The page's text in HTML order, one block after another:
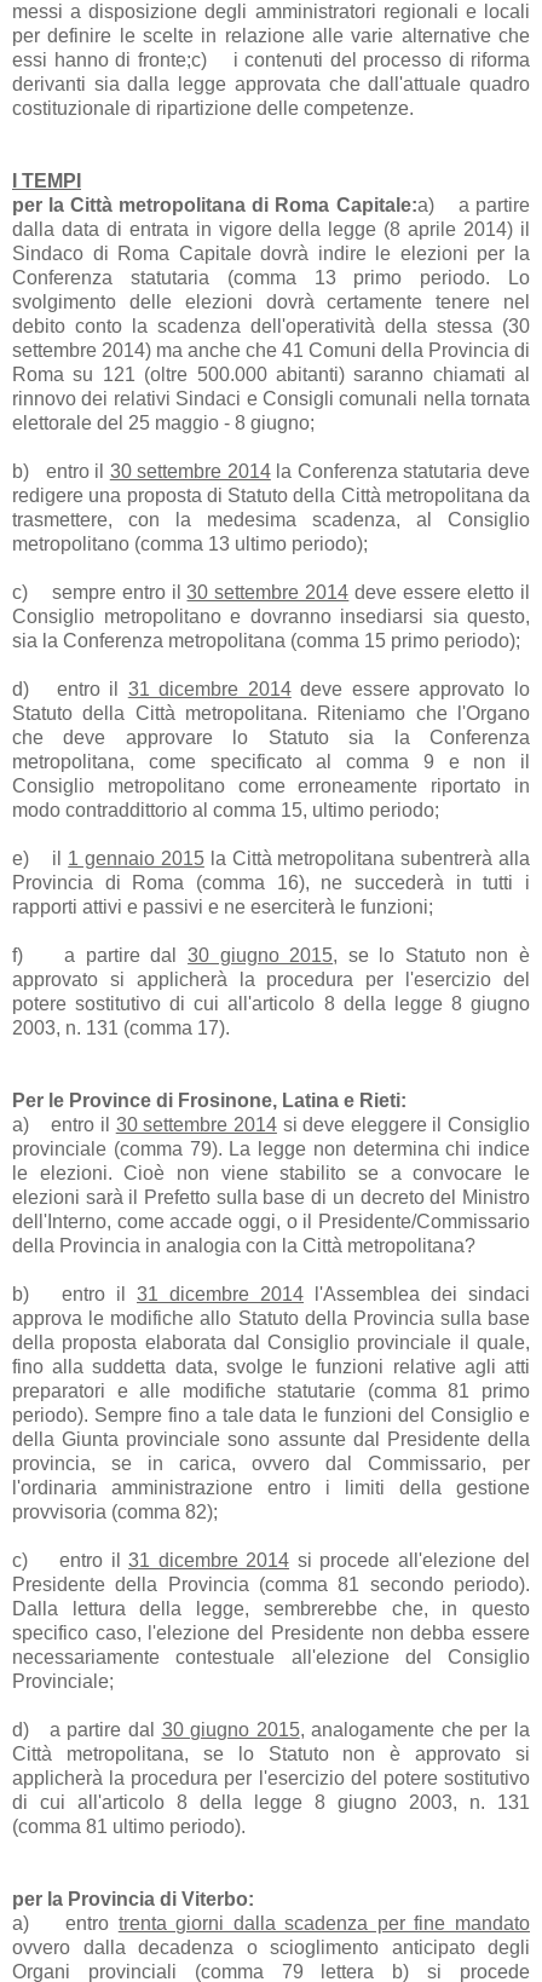
messi a disposizione degli amministratori regionali e locali
per definire le scelte in relazione alle varie alternative che
essi hanno di fronte;c)
i contenuti del processo di riforma
derivanti sia dalla legge approvata che dall'attuale quadro
costituzionale di ripartizione delle competenze.
I TEMPI
per la Città metropolitana di Roma Capitale:a)
a partire
dalla data di entrata in vigore della legge (8 aprile 2014) il
Sindaco di Roma Capitale dovrà indire le elezioni per la
Conferenza statutaria (comma 13 primo periodo. Lo
svolgimento delle elezioni dovrà certamente tenere nel
debito conto la scadenza dell'operatività della stessa (30
settembre 2014) ma anche che 41 Comuni della Provincia di
Roma su 121 (oltre 500.000 abitanti) saranno chiamati al
rinnovo dei relativi Sindaci e Consigli comunali nella tornata
elettorale del 25 maggio - 8 giugno;
b) entro il 30 settembre 2014la Conferenza statutaria deve
redigere una proposta di Statuto della Città metropolitana da
trasmettere, con la medesima scadenza, al Consiglio
metropolitano (comma 13 ultimo periodo);
c) sempre entro il30 settembre 2014 deve essere eletto il
Consiglio metropolitano e dovranno insediarsi sia questo,
sia la Conferenza metropolitana (comma 15 primo periodo);
d) entro il 31 dicembre 2014deve essere approvato lo
Statuto della Città metropolitana. Riteniamo che l'Organo
che deve approvare lo Statuto sia la Conferenza
metropolitana, come specificato al comma 9 e non il
Consiglio metropolitano come erroneamente riportato in
modo contraddittorio al comma 15, ultimo periodo;
e) il 1 gennaio 2015la Città metropolitana subentrerà alla
Provincia di Roma (comma 16), ne succederà in tutti i
rapporti attivi e passivi e ne eserciterà le funzioni;
f) a partire dal30 giugno 2015, se lo Statuto non è
approvato si applicherà la procedura per l'esercizio del
potere sostitutivo di cui all'articolo 8 della legge 8 giugno
2003, n. 131 (comma 17).
Per le Province di Frosinone, Latina e Rieti:
a)
entro il 30 settembre 2014si deve eleggere il Consiglio
provinciale (comma 79). La legge non determina chi indice
le elezioni. Cioè non viene stabilito se a convocare le
elezioni sarà il Prefetto sulla base di un decreto del Ministro
dell'Interno, come accade oggi, o il Presidente/Commissario
della Provincia in analogia con la Città metropolitana?
b) entro il 31 dicembre 2014 l'Assemblea dei sindaci
approva le modifiche allo Statuto della Provincia sulla base
della proposta elaborata dal Consiglio provinciale il quale,
fino alla suddetta data, svolge le funzioni relative agli atti
preparatori e alle modifiche statutarie (comma 81 primo
periodo). Sempre fino a tale data le funzioni del Consiglio e
della Giunta provinciale sono assunte dal Presidente della
provincia, se in carica, ovvero dal Commissario, per
l'ordinaria amministrazione entro i limiti della gestione
provvisoria (comma 82);
c) entro il 31 dicembre 2014 si procede all'elezione del
Presidente della Provincia (comma 81 secondo periodo).
Dalla lettura della legge, sembrerebbe che, in questo
specifico caso, l'elezione del Presidente non debba essere
necessariamente contestuale all'elezione del Consiglio
Provinciale;
d) a partire dal 30 giugno 2015, analogamente che per la
Città metropolitana, se lo Statuto non è approvato si
applicherà la procedura per l'esercizio del potere sostitutivo
di cui all'articolo 8 della legge 8 giugno 2003, n. 131
(comma 81 ultimo periodo).
per la Provincia di Viterbo:
a)
entro trenta giorni dalla scadenza per fine mandato
ovvero dalla decadenza o scioglimento anticipato degli
Organi provinciali (comma 79 lettera b) si procede